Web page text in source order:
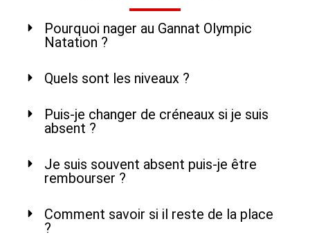
Pourquoi nager au Gannat Olympic
Natation ?
Quels sont les niveaux ?
Puis-je changer de créneaux si je suis
absent ?
Je suis souvent absent puis-je être
rembourser ?
Comment savoir si il reste de la place
?